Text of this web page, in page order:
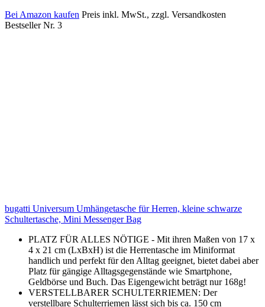
Bei Amazon kaufen Preis inkl. MwSt., zzgl. Versandkosten
Bestseller Nr. 3
bugatti Universum Umhängetasche für Herren, kleine schwarze
Schultertasche, Mini Messenger Bag
PLATZ FÜR ALLES NÖTIGE - Mit ihren Maßen von 17 x
4 x 21 cm (LxBxH) ist die Herrentasche im Miniformat
handlich und perfekt für den Alltag geeignet, bietet dabei aber
Platz für gängige Alltagsgegenstände wie Smartphone,
Geldbörse und Buch. Das Eigengewicht beträgt nur 168g!
VERSTELLBARER SCHULTERRIEMEN: Der
verstellbare Schulterriemen lässt sich bis ca. 150 cm